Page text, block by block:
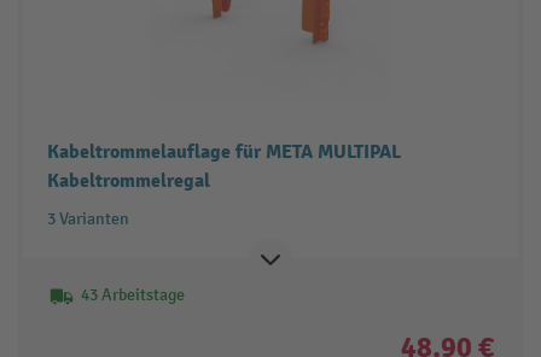
Kabeltrommelauflage für META MULTIPAL
Kabeltrommelregal
3 Varianten
43 Arbeitstage
48,90 €